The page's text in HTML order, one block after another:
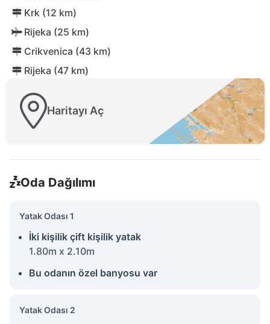
Krk (12 km)
Rijeka (25 km)
Crikvenica (43 km)
Rijeka (47 km)
Haritayı Aç
Oda Dağılımı
Yatak Odası 1
İki kişilik çift kişilik yatak
1.80m x 2.10m
Bu odanın özel banyosu var
Yatak Odası 2